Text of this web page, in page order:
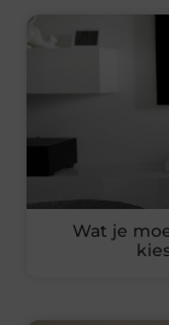
Wat je